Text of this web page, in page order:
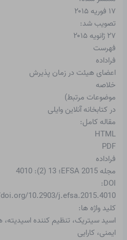
۱۷ فوریه ۲۰۱۵
تصویب شد:
۲۷ ژانویه ۲۰۱۵
فهرست
فراداده
اعضای هیئت در زمان پذیرش
خلاصه
موضوعات مرتبط)
در کتابخانه آنلاین وایلی
مقاله کامل:
HTML
PDF
فراداده
مجله EFSA 2015؛ 13 (2): 4010
DOI:
10.2903/j.efsa.2015.4010
کلید واژه ها:
اسید سیتریک، تنظیم کننده
ایمنی، کارایی